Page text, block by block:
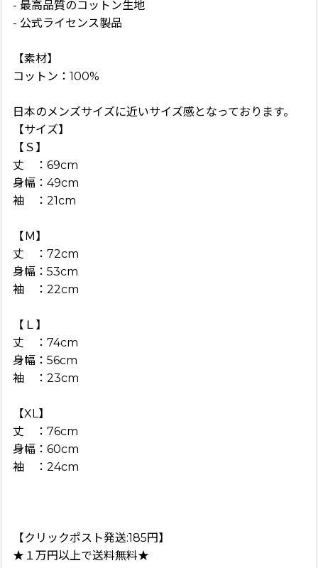
- 最高品質のコットン生地
- 公式ライセンス製品
【素材】
コットン：100%
日本のメンズサイズに近いサイズ感となっております。
【サイズ】
【Ｓ】
丈 ：69cm
身幅：49cm
袖 ：21cm
【Ｍ】
丈 ：72cm
身幅：53cm
袖 ：22cm
【Ｌ】
丈 ：74cm
身幅：56cm
袖 ：23cm
【XL】
丈 ：76cm
身幅：60cm
袖 ：24cm
【クリックポスト発送:185円】
★１万円以上で送料無料★